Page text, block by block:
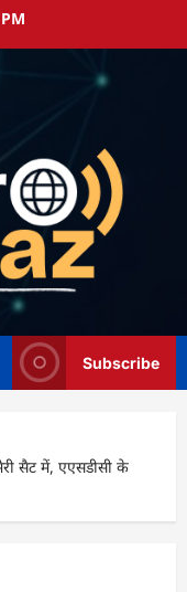
Subscribe
सैट में, एएसडीसी के